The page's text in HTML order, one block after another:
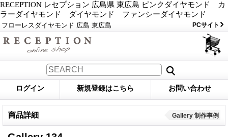
RECEPTION レセプション 広島県 東広島 ピンクダイヤモンド カ
ラーダイヤモンド ダイヤモンド ファンシーダイヤモンド
フローレスダイヤモンド 広島 東広島 PCサイト
ログイン 新規登録はこちら お問い合わせ
商品詳細 Gallery 制作事例